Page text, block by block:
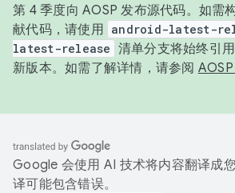
第 4 季度向 AOSP 发布源代码。如需
献代码，请使用 android-latest-
latest-release 清单分支将始终引
新版本。如需了解详情，请参阅
Google 会使用 AI 技术将内容翻译成
译可能包含错误。